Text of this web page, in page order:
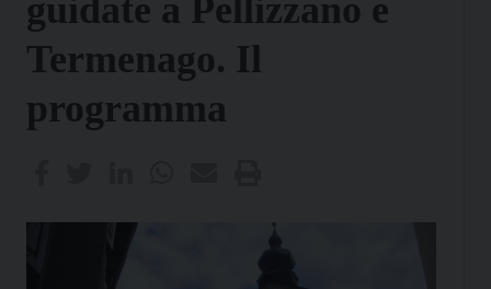
guidate a Pellizzano e
Termenago. Il
programma